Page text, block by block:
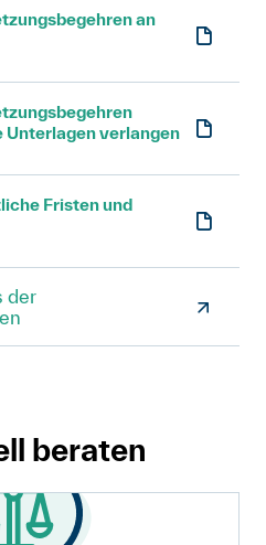
an
Unterlagen verlangen
Fristen und
der
beraten